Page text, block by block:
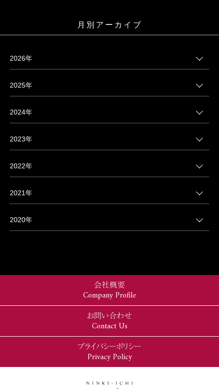
月別アーカイブ
2026年
2025年
2024年
2023年
2022年
2021年
2020年
会社概要
Company Profile
お問い合わせ
Contact Us
プライバシーポリシー
Privacy Policy